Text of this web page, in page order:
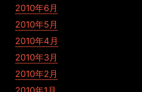
2010年6月
2010年5月
2010年4月
2010年3月
2010年2月